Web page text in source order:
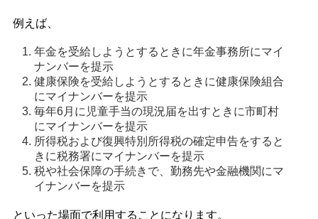
例えば、
年金を受給しようとするときに年金事務所にマイ
ナンバーを提示
健康保険を受給しようとするときに健康保険組合
にマイナンバーを提示
毎年6月に児童手当の現況届を出すときに市町村
にマイナンバーを提示
所得税および復興特別所得税の確定申告をすると
きに税務署にマイナンバーを提示
税や社会保障の手続きで、勤務先や金融機関にマ
イナンバーを提示
といった場面で利用することになります。